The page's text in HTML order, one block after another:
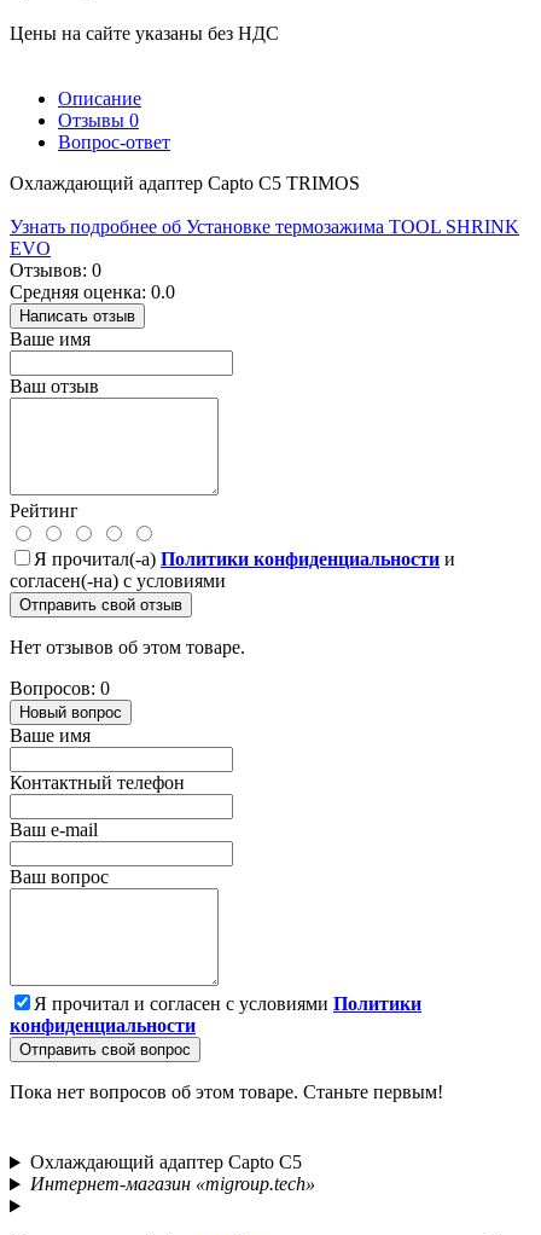
Цены на сайте указаны без НДС
Описание
Отзывы 0
Вопрос-ответ
Охлаждающий адаптер Capto C5 TRIMOS
Узнать подробнее об Установке термозажима TOOL SHRINK
EVO
Отзывов: 0
Средняя оценка: 0.0
Написать отзыв
Ваше имя
Ваш отзыв
Рейтинг
Я прочитал(-а) Политики конфиденциальности и
согласен(-на) с условиями
Отправить свой отзыв
Нет отзывов об этом товаре.
Вопросов: 0
Новый вопрос
Ваше имя
Контактный телефон
Ваш e-mail
Ваш вопрос
Я прочитал и согласен с условиями Политики
конфиденциальности
Отправить свой вопрос
Пока нет вопросов об этом товаре. Станьте первым!
Охлаждающий адаптер Capto C5
Интернет-магазин «migroup.tech»